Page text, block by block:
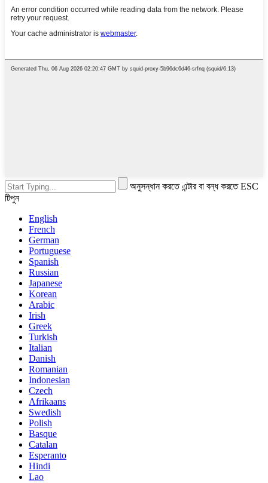
অনুসন্ধান করতে এন্টার বা বন্ধ করতে ESC
টিপুন
English
French
German
Portuguese
Spanish
Russian
Japanese
Korean
Arabic
Irish
Greek
Turkish
Italian
Danish
Romanian
Indonesian
Czech
Afrikaans
Swedish
Polish
Basque
Catalan
Esperanto
Hindi
Lao